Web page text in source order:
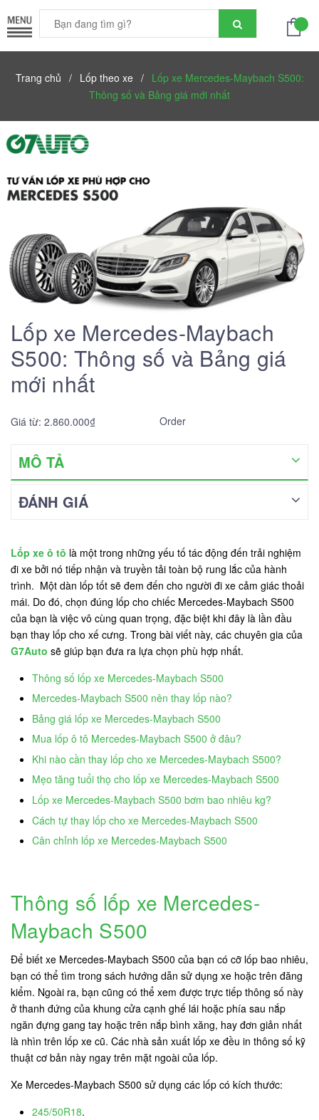
Trang chủ / Lốp theo xe / Lốp xe Mercedes-Maybach S500:
Thông số và Bảng giá mới nhất
Lốp xe Mercedes-Maybach
S500: Thông số và Bảng giá
mới nhất
Giá từ: 2.860.000₫ Order
MÔ TẢ
ĐÁNH GIÁ
Lốp xe ô tô là một trong những yếu tố tác động đến trải nghiệm
đi xe bởi nó tiếp nhận và truyền tải toàn bộ rung lắc của hành
trình. Một dàn lốp tốt sẽ đem đến cho người đi xe cảm giác thoải
mái. Do đó, chọn đúng lốp cho chiếc Mercedes-Maybach S500
của bạn là việc vô cùng quan trọng, đặc biệt khi đây là lần đầu
bạn thay lốp cho xế cưng. Trong bài viết này, các chuyên gia của
G7Auto sẽ giúp bạn đưa ra lựa chọn phù hợp nhất.
Thông số lốp xe Mercedes-Maybach S500
Mercedes-Maybach S500 nên thay lốp nào?
Bảng giá lốp xe Mercedes-Maybach S500
Mua lốp ô tô Mercedes-Maybach S500 ở đâu?
Khi nào cần thay lốp cho xe Mercedes-Maybach S500?
Mẹo tăng tuổi thọ cho lốp xe Mercedes-Maybach S500
Lốp xe Mercedes-Maybach S500 bơm bao nhiêu kg?
Cách tự thay lốp cho xe Mercedes-Maybach S500
Cân chỉnh lốp xe Mercedes-Maybach S500
Thông số lốp xe Mercedes-
Maybach S500
Để biết xe Mercedes-Maybach S500 của bạn có cỡ lốp bao nhiêu,
bạn có thể tìm trong sách hướng dẫn sử dụng xe hoặc trên đăng
kiểm. Ngoài ra, bạn cũng có thể xem được trực tiếp thông số này
ở thanh đứng của khung cửa cạnh ghế lái hoặc phía sau nắp
ngăn đựng gang tay hoặc trên nắp bình xăng, hay đơn giản nhất
là nhìn trên lốp xe cũ. Các nhà sản xuất lốp xe đều in thông số kỹ
thuật cơ bản này ngay trên mặt ngoài của lốp.
Xe Mercedes-Maybach S500 sử dụng các lốp có kích thước:
245/50R18.